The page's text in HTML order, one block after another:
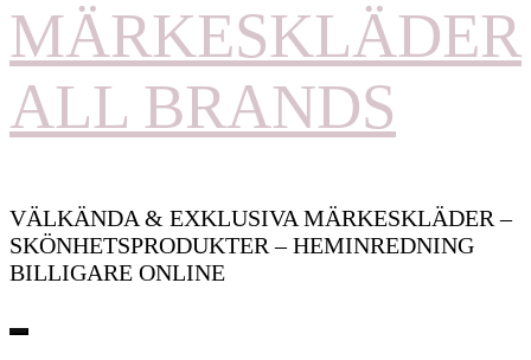
MÄRKESKLÄDER
ALL BRANDS
VÄLKÄNDA & EXKLUSIVA MÄRKESKLÄDER –
SKÖNHETSPRODUKTER – HEMINREDNING
BILLIGARE ONLINE